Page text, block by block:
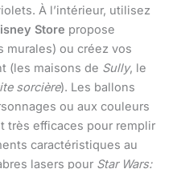
À l’intérieur, utilisez
Store propose
ou créez vos
(les maisons de Sully, le
sorcière). Les ballons
ou aux couleurs
très efficaces pour remplir
caractéristiques au
lasers pour Star Wars: